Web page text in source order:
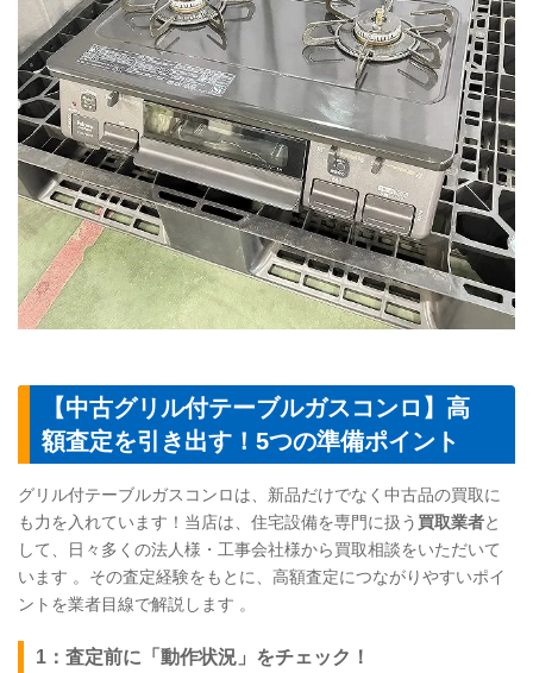
【中古グリル付テーブルガスコンロ】高
額査定を引き出す！5つの準備ポイント
グリル付テーブルガスコンロは、新品だけでなく中古品の買取に
も力を入れています！当店は、住宅設備を専門に扱う 買取業者と
して、日々多くの法人様・工事会社様から買取相談をいただいて
います 。その査定経験をもとに、高額査定につながりやすいポイ
ントを業者目線で解説します 。
1：査定前に「動作状況」をチェック！